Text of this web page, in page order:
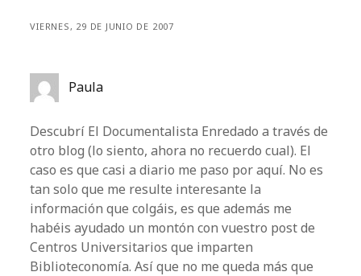
VIERNES, 29 DE JUNIO DE 2007
Paula
Descubrí El Documentalista Enredado a través de
otro blog (lo siento, ahora no recuerdo cual). El
caso es que casi a diario me paso por aquí. No es
tan solo que me resulte interesante la
información que colgáis, es que además me
habéis ayudado un montón con vuestro post de
Centros Universitarios que imparten
Biblioteconomía. Así que no me queda más que